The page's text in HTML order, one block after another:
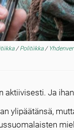
/Politiikka/
Ja
ylipäätänsä,